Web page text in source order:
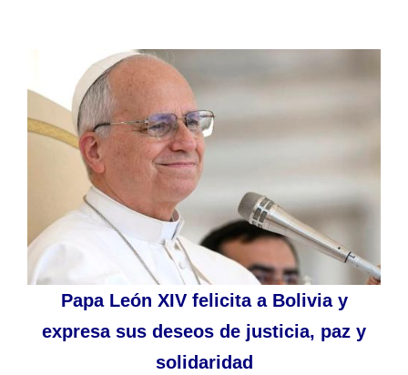
Papa León XIV felicita a Bolivia y
expresa sus deseos de justicia, paz y
solidaridad